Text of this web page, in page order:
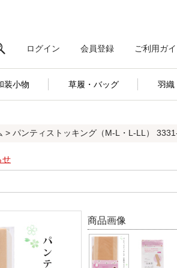
ログイン 会員登録 ご利用ガ
装小物 草履・バッグ 羽織
> パンティストッキング（M-L・L-LL）
せ
商品画像